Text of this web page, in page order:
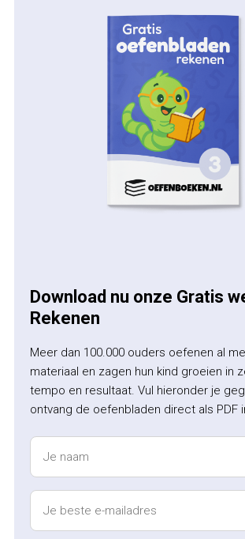
Download nu onze Gratis
Rekenen
Meer dan 100.000 ouders oefenen al
materiaal en zagen hun kind groeien in
tempo en resultaat. Vul hieronder je
ontvang de oefenbladen direct als PDF